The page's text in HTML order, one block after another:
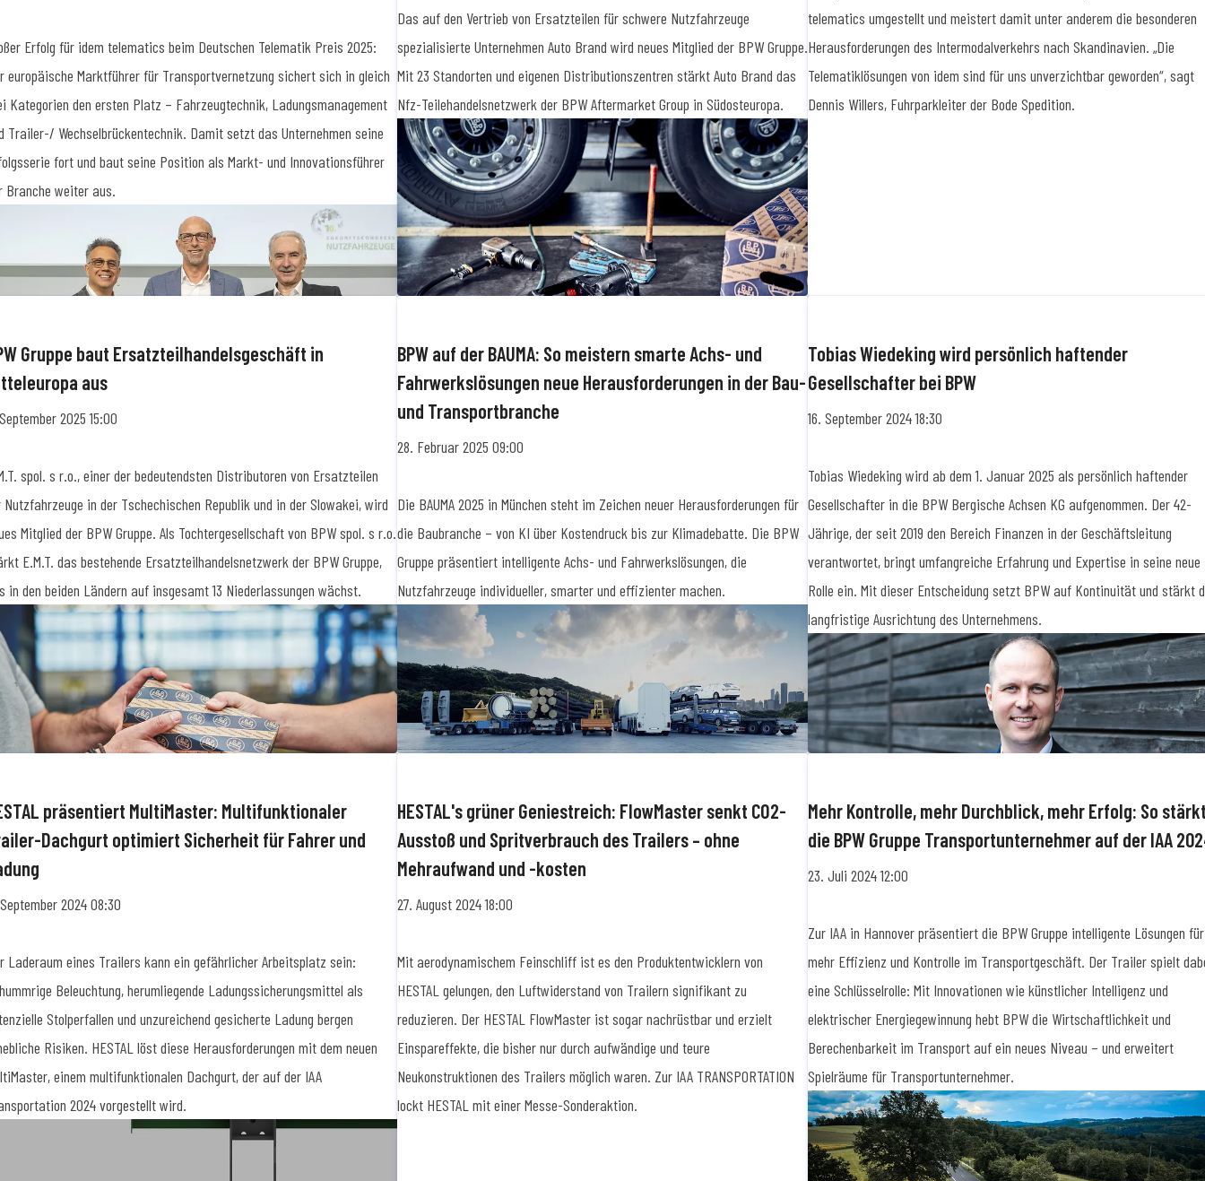
Erfolg für idem telematics beim Deutschen Telematik Preis 2025:
europäische Marktführer für Transportvernetzung sichert sich in gleich
Kategorien den ersten Platz – Fahrzeugtechnik, Ladungsmanagement
Trailer-/ Wechselbrückentechnik. Damit setzt das Unternehmen seine
fort und baut seine Position als Markt- und Innovationsführer
Branche weiter aus.
Das auf den Vertrieb von Ersatzteilen für schwere Nutzfahrzeuge
spezialisierte Unternehmen Auto Brand wird neues Mitglied der BPW Gruppe.
Mit 23 Standorten und eigenen Distributionszentren stärkt Auto Brand das
Nfz-Teilehandelsnetzwerk der BPW Aftermarket Group in Südosteuropa.
telematics umgestellt und meistert damit unter anderem die besonderen
Herausforderungen des Intermodalverkehrs nach Skandinavien. „Die
Telematiklösungen von idem sind für uns unverzichtbar geworden“, sagt
Dennis Willers, Fuhrparkleiter der Bode Spedition.
Gruppe baut Ersatzteilhandelsgeschäft in
aus
2025 15:00
spol. s r.o., einer der bedeutendsten Distributoren von Ersatzteilen
in der Tschechischen Republik und in der Slowakei, wird
Mitglied der BPW Gruppe. Als Tochtergesellschaft von BPW spol. s r.o.
E.M.T. das bestehende Ersatzteilhandelsnetzwerk der BPW Gruppe,
in den beiden Ländern auf insgesamt 13 Niederlassungen wächst.
BPW auf der BAUMA: So meistern smarte Achs- und
Fahrwerkslösungen neue Herausforderungen in der Bau-
und Transportbranche
28. Februar 2025 09:00
Die BAUMA 2025 in München steht im Zeichen neuer Herausforderungen für
die Baubranche – von KI über Kostendruck bis zur Klimadebatte. Die BPW
Gruppe präsentiert intelligente Achs- und Fahrwerkslösungen, die
Nutzfahrzeuge individueller, smarter und effizienter machen.
Tobias Wiedeking wird persönlich haftender
Gesellschafter bei BPW
16. September 2024 18:30
Tobias Wiedeking wird ab dem 1. Januar 2025 als persönlich haftender
Gesellschafter in die BPW Bergische Achsen KG aufgenommen. Der 42-
Jährige, der seit 2019 den Bereich Finanzen in der Geschäftsleitung
verantwortet, bringt umfangreiche Erfahrung und Expertise in seine neue
Rolle ein. Mit dieser Entscheidung setzt BPW auf Kontinuität und stärkt
langfristige Ausrichtung des Unternehmens.
präsentiert MultiMaster: Multifunktionaler
Dachgurt optimiert Sicherheit für Fahrer und
September 2024 08:30
Laderaum eines Trailers kann ein gefährlicher Arbeitsplatz sein:
Beleuchtung, herumliegende Ladungssicherungsmittel als
Stolperfallen und unzureichend gesicherte Ladung bergen
Risiken. HESTAL löst diese Herausforderungen mit dem neuen
einem multifunktionalen Dachgurt, der auf der IAA
2024 vorgestellt wird.
HESTAL's grüner Geniestreich: FlowMaster senkt CO2-
Ausstoß und Spritverbrauch des Trailers – ohne
Mehraufwand und -kosten
27. August 2024 18:00
Mit aerodynamischem Feinschliff ist es den Produktentwicklern von
HESTAL gelungen, den Luftwiderstand von Trailern signifikant zu
reduzieren. Der HESTAL FlowMaster ist sogar nachrüstbar und erzielt
Einspareffekte, die bisher nur durch aufwändige und teure
Neukonstruktionen des Trailers möglich waren. Zur IAA TRANSPORTATION
lockt HESTAL mit einer Messe-Sonderaktion.
Mehr Kontrolle, mehr Durchblick, mehr Erfolg: So
die BPW Gruppe Transportunternehmer auf der IAA
23. Juli 2024 12:00
Zur IAA in Hannover präsentiert die BPW Gruppe intelligente Lösungen für
mehr Effizienz und Kontrolle im Transportgeschäft. Der Trailer spielt
eine Schlüsselrolle: Mit Innovationen wie künstlicher Intelligenz und
elektrischer Energiegewinnung hebt BPW die Wirtschaftlichkeit und
Berechenbarkeit im Transport auf ein neues Niveau – und erweitert
Spielräume für Transportunternehmer.